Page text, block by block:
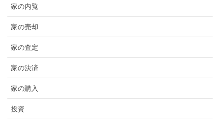
家の内覧
家の売却
家の査定
家の決済
家の購入
投資